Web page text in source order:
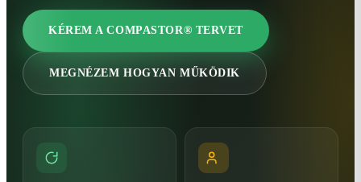
KÉREM A COMPASTOR® TERVET
MEGNÉZEM HOGYAN MŰKÖDIK